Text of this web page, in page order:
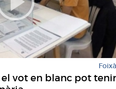
Foixà
vot en blanc pot tenir